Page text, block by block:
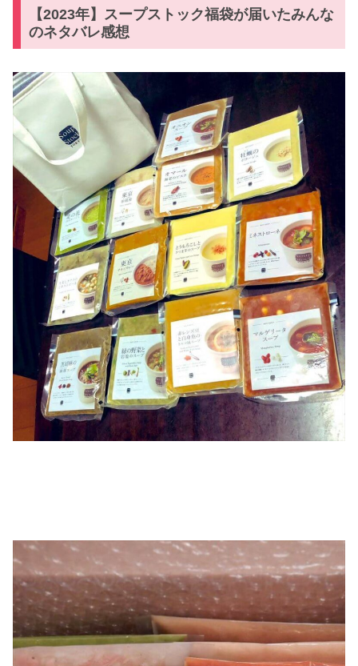
【2023年】スープストック福袋が届いたみんな
のネタバレ感想